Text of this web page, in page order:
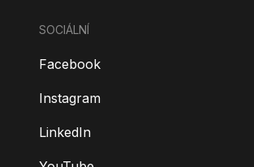
SOCIÁLNÍ
Facebook
Instagram
LinkedIn